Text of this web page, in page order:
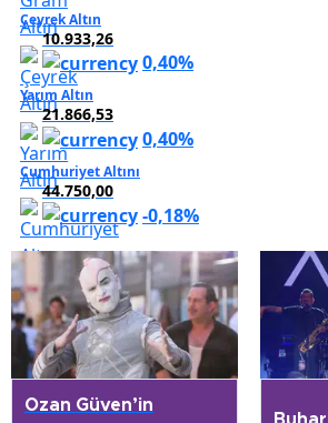
Çeyrek Altın
10.933,26
0,40%
Yarım Altın
21.866,53
0,40%
Cumhuriyet Altını
44.750,00
-0,18%
Ozan Güven’in